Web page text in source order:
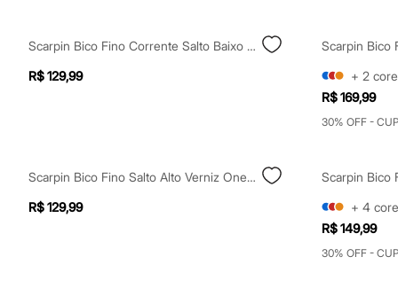
Marcas
City
Clock House
Mindset
Calçados
Shorts e Bermudas
Scarpin Bico Fino Corrente Salto Baixo Oneself Preto
R$ 129,99
+ 2
R$ 169,99
30% OFF -
Scarpin Bico Fino Salto Alto Verniz Oneself Preto
R$ 129,99
+ 4
R$ 149,99
30% OFF -